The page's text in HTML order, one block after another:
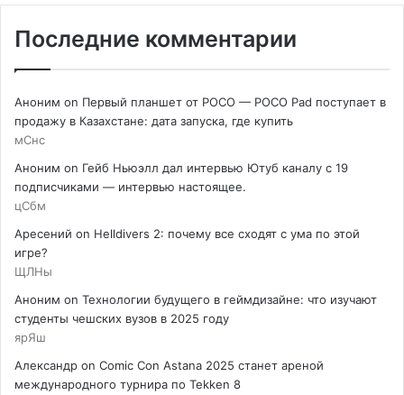
Последние комментарии
Аноним on Первый планшет от POCO — POCO Pad поступает в
продажу в Казахстане: дата запуска, где купить
мСнс
Аноним on Гейб Ньюэлл дал интервью Ютуб каналу с 19
подписчиками — интервью настоящее.
цСбм
Аресений on Helldivers 2: почему все сходят с ума по этой
игре?
ЩЛНы
Аноним on Технологии будущего в геймдизайне: что изучают
студенты чешских вузов в 2025 году
ярЯш
Александр on Comic Con Astana 2025 станет ареной
международного турнира по Tekken 8